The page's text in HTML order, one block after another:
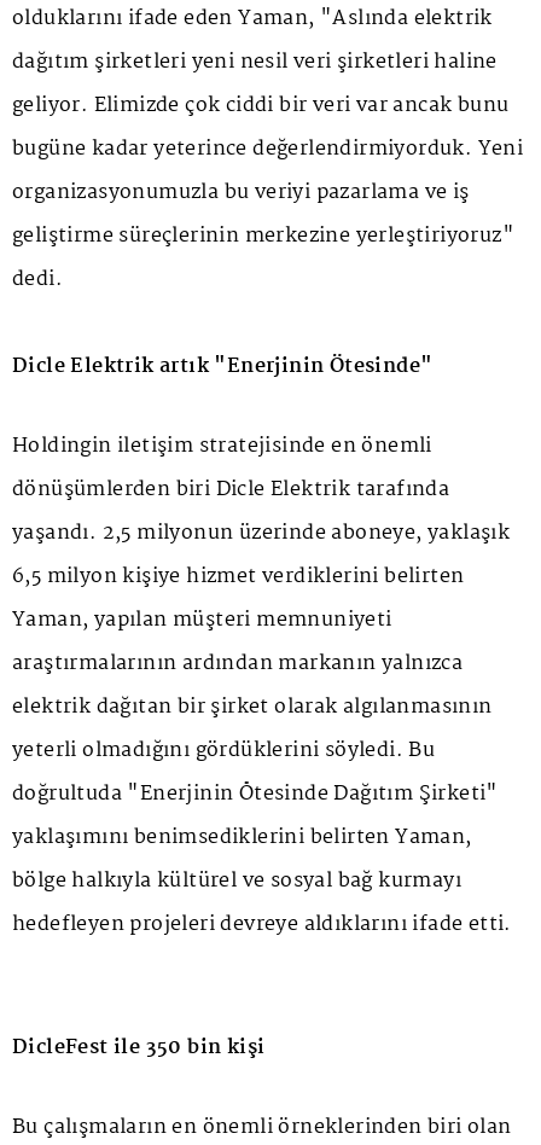
olduklarını ifade eden Yaman, "Aslında elektrik
dağıtım şirketleri yeni nesil veri şirketleri haline
geliyor. Elimizde çok ciddi bir veri var ancak bunu
bugüne kadar yeterince değerlendirmiyorduk. Yeni
organizasyonumuzla bu veriyi pazarlama ve iş
geliştirme süreçlerinin merkezine yerleştiriyoruz"
dedi.
Dicle Elektrik artık "Enerjinin Ötesinde"
Holdingin iletişim stratejisinde en önemli
dönüşümlerden biri Dicle Elektrik tarafında
yaşandı. 2,5 milyonun üzerinde aboneye, yaklaşık
6,5 milyon kişiye hizmet verdiklerini belirten
Yaman, yapılan müşteri memnuniyeti
araştırmalarının ardından markanın yalnızca
elektrik dağıtan bir şirket olarak algılanmasının
yeterli olmadığını gördüklerini söyledi. Bu
doğrultuda "Enerjinin Ötesinde Dağıtım Şirketi"
yaklaşımını benimsediklerini belirten Yaman,
bölge halkıyla kültürel ve sosyal bağ kurmayı
hedefleyen projeleri devreye aldıklarını ifade etti.
DicleFest ile 350 bin kişi
Bu çalışmaların en önemli örneklerinden biri olan